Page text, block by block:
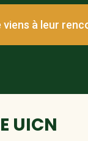
viens à leur
UICN